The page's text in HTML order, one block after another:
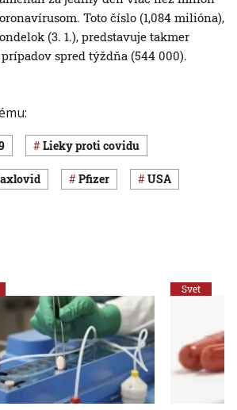
Toto číslo (1,084 milióna),
(3. 1.), predstavuje takmer
spred týždňa (544 000).
lieky proti covidu
paxlovid Pfizer USA
Svet